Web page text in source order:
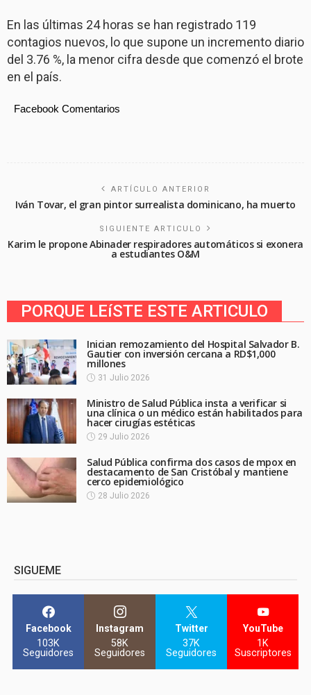
En las últimas 24 horas se han registrado 119
contagios nuevos, lo que supone un incremento diario
del 3.76 %, la menor cifra desde que comenzó el brote
en el país.
Facebook Comentarios
ARTÍCULO ANTERIOR
Iván Tovar, el gran pintor surrealista dominicano, ha muerto
SIGUIENTE ARTICULO
Karim le propone Abinader respiradores automáticos si exonera
a estudiantes O&M
PORQUE LEíSTE ESTE ARTICULO
Inician remozamiento del Hospital Salvador B.
Gautier con inversión cercana a RD$1,000
millones
31 Julio 2026
Ministro de Salud Pública insta a verificar si
una clínica o un médico están habilitados para
hacer cirugías estéticas
29 Julio 2026
Salud Pública confirma dos casos de mpox en
destacamento de San Cristóbal y mantiene
cerco epidemiológico
28 Julio 2026
SIGUEME
Facebook
103K
Seguidores
Instagram
58K
Seguidores
Twitter
37K
Seguidores
YouTube
1K
Suscriptores